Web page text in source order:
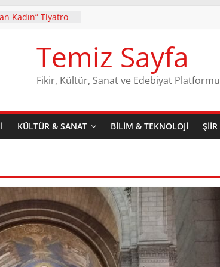
Kadın” Tiyatro
ilk şiir kitabı
Baskısı Dergâh
raflarda yerini
Yıldırım
Teatral Bir
Mi
Temiz Sayfa
Fikir, Kültür, Sanat ve Edebiyat Platformu
KÜLTÜR & SANAT BILIM & TEKNOLOJI ŞIIR